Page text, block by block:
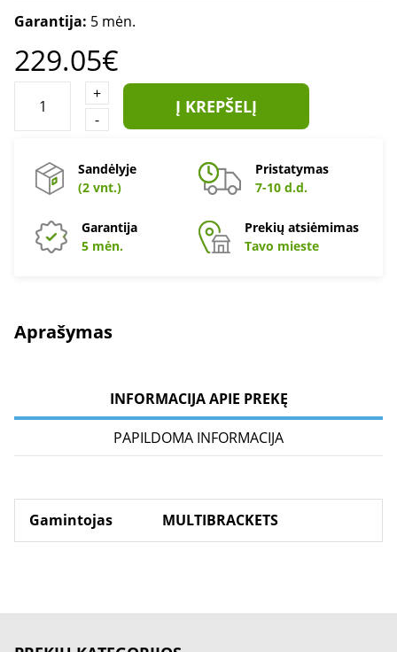
Garantija: 5 mėn.
229.05€
+
-
Į KREPŠELĮ
Sandėlyje
(2 vnt.)
Pristatymas
7-10 d.d.
Garantija
5 mėn.
Prekių atsiėmimas
Tavo mieste
Aprašymas
INFORMACIJA APIE PREKĘ
PAPILDOMA INFORMACIJA
Gamintojas MULTIBRACKETS